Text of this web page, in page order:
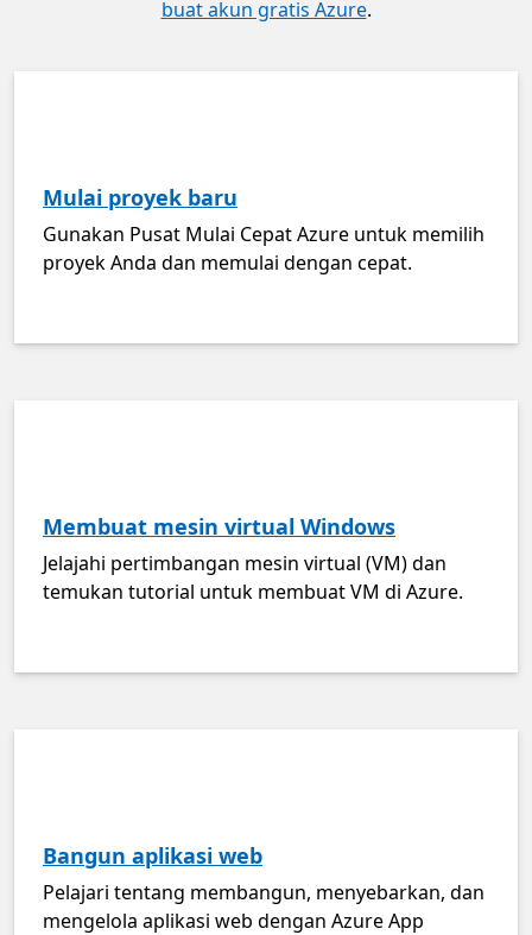
buat akun gratis Azure.
Mulai proyek baru
Gunakan Pusat Mulai Cepat Azure untuk memilih
proyek Anda dan memulai dengan cepat.
Membuat mesin virtual Windows
Jelajahi pertimbangan mesin virtual (VM) dan
temukan tutorial untuk membuat VM di Azure.
Bangun aplikasi web
Pelajari tentang membangun, menyebarkan, dan
mengelola aplikasi web dengan Azure App